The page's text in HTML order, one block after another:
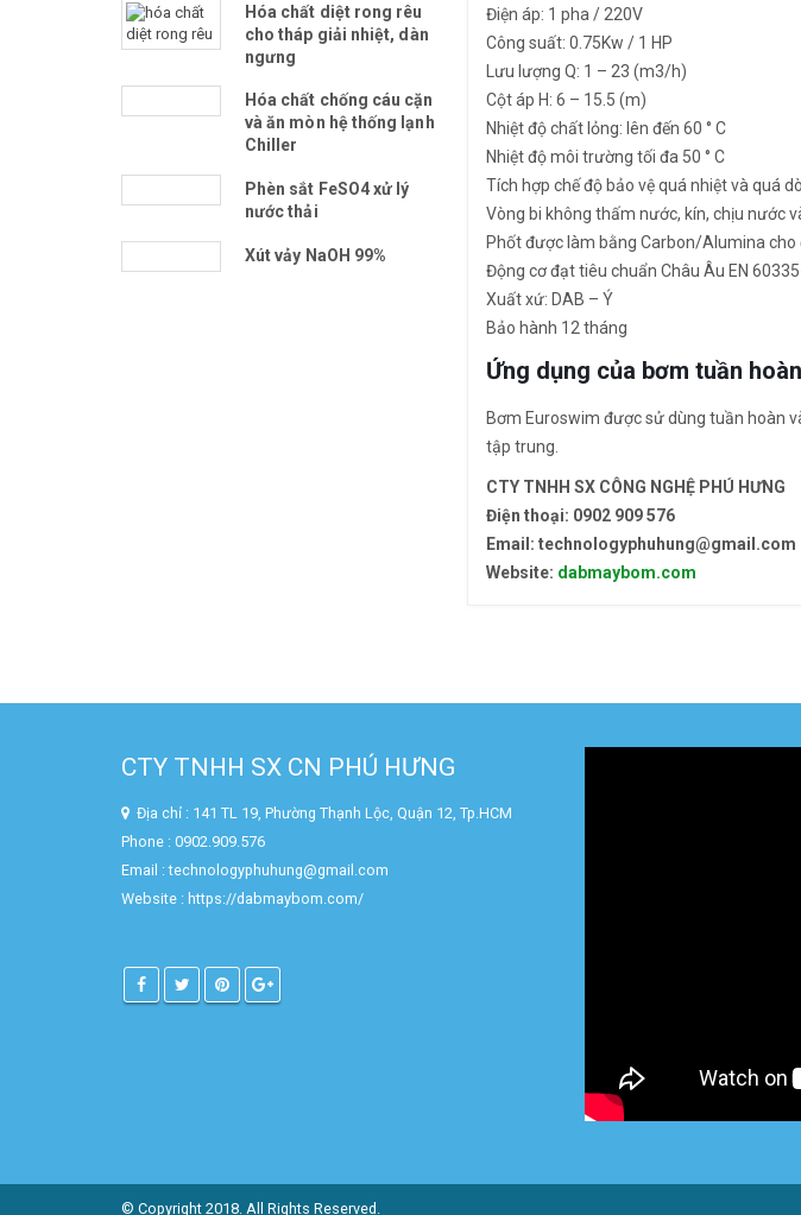
Điện áp: 1 pha / 220V
Công suất: 0.75Kw / 1 HP
Lưu lượng Q: 1 – 23 (m3/h)
Cột áp H: 6 – 15.5 (m)
Nhiệt độ chất lỏng: lên đến 60 ° C
Nhiệt độ môi trường tối đa 50 ° C
Tích hợp chế độ bảo vệ quá nhiệt và quá
Vòng bi không thấm nước, kín, chịu nước
Phốt được làm bằng Carbon/Alumina cho
Động cơ đạt tiêu chuẩn Châu Âu EN
Xuất xứ: DAB – Ý
Bảo hành 12 tháng
Ứng dụng của bơm tuần
Bơm Euroswim được sử dùng tuần hoàn
tập trung.
CTY TNHH SX CÔNG NGHỆ PHÚ HƯNG
Điện thoại: 0902 909 576
Email: technologyphuhung@gmail.com
Website: dabmaybom.com
Hóa chất diệt rong rêu
cho tháp giải nhiệt, dàn
ngưng
Hóa chất chống cáu cặn
và ăn mòn hệ thống lạnh
Chiller
Phèn sắt FeSO4 xử lý
nước thải
Xút vảy NaOH 99%
CTY TNHH SX CN PHÚ HƯNG
Địa chỉ : 141 TL 19, Phường Thạnh Lộc, Quận 12, Tp.HCM
Phone : 0902.909.576
Email : technologyphuhung@gmail.com
Website : https://dabmaybom.com/
© Copyright 2018. All Rights Reserved.